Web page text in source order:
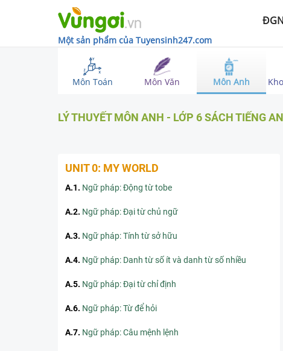
Một sản phẩm của Tuyensinh247.com
Môn Toán Môn Văn Môn Anh
LÝ THUYẾT MÔN ANH - LỚP 6SÁCH TIẾNG
UNIT 0: MY WORLD
A.1. Ngữ pháp: Động từ tobe
A.2. Ngữ pháp: Đại từ chủ ngữ
A.3. Ngữ pháp: Tính từ sở hữu
A.4. Ngữ pháp: Danh từ số ít và danh từ số nhiều
A.5. Ngữ pháp: Đại từ chỉ định
A.6. Ngữ pháp: Từ để hỏi
A.7. Ngữ pháp: Câu mệnh lệnh